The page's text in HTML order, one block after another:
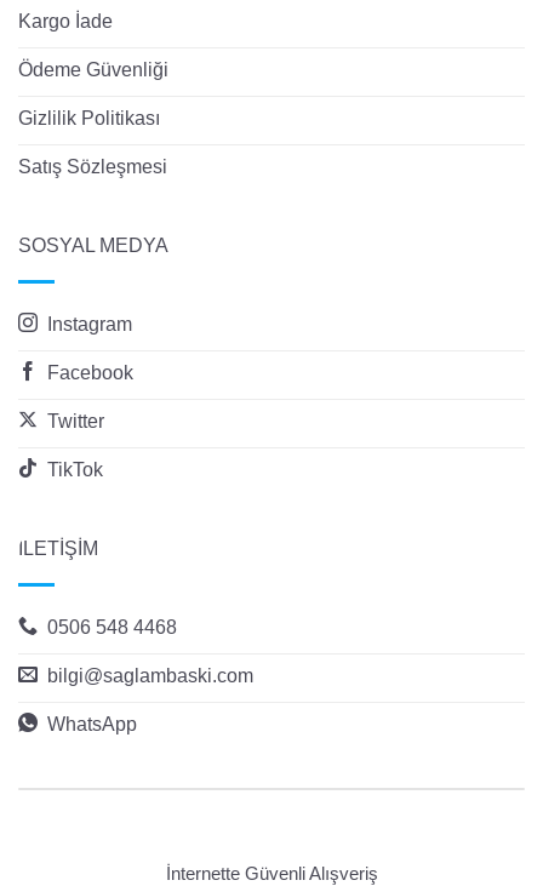
Kargo İade
Ödeme Güvenliği
Gizlilik Politikası
Satış Sözleşmesi
SOSYAL MEDYA
Instagram
Facebook
Twitter
TikTok
İLETİŞİM
0506 548 4468
bilgi@saglambaski.com
WhatsApp
İnternette Güvenli Alışveriş